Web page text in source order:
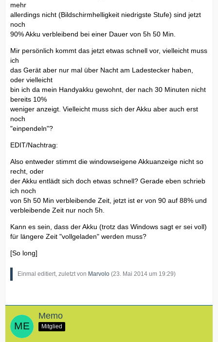
mehr
allerdings nicht (Bildschirmhelligkeit niedrigste Stufe) sind jetzt
noch
90% Akku verbleibend bei einer Dauer von 5h 50 Min.
Mir persönlich kommt das jetzt etwas schnell vor, vielleicht muss
ich
das Gerät aber nur mal über Nacht am Ladestecker haben,
oder vielleicht
bin ich da mein Handyakku gewohnt, der nach 30 Minuten nicht
bereits 10%
weniger anzeigt. Vielleicht muss sich der Akku aber auch erst
noch
"einpendeln"?
EDIT/Nachtrag:
Also entweder stimmt die windowseigene Akkuanzeige nicht so
recht, oder
der Akku entlädt sich doch etwas schnell? Gerade eben schrieb
ich noch
von 5h 50 Min verbleibende Zeit, jetzt ist er von 90 auf 88% und
verbleibende Zeit nur noch 5h.
Kann es sein, dass der Akku (trotz das Windows sagt er sei voll)
für längere Zeit "vollgeladen" werden muss?
[So long]
Einmal editiert, zuletzt von Marvolo (23. Mai 2014 um 19:29)
Memo
Mitglied